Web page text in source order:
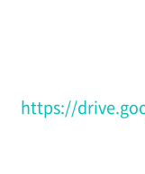
https://